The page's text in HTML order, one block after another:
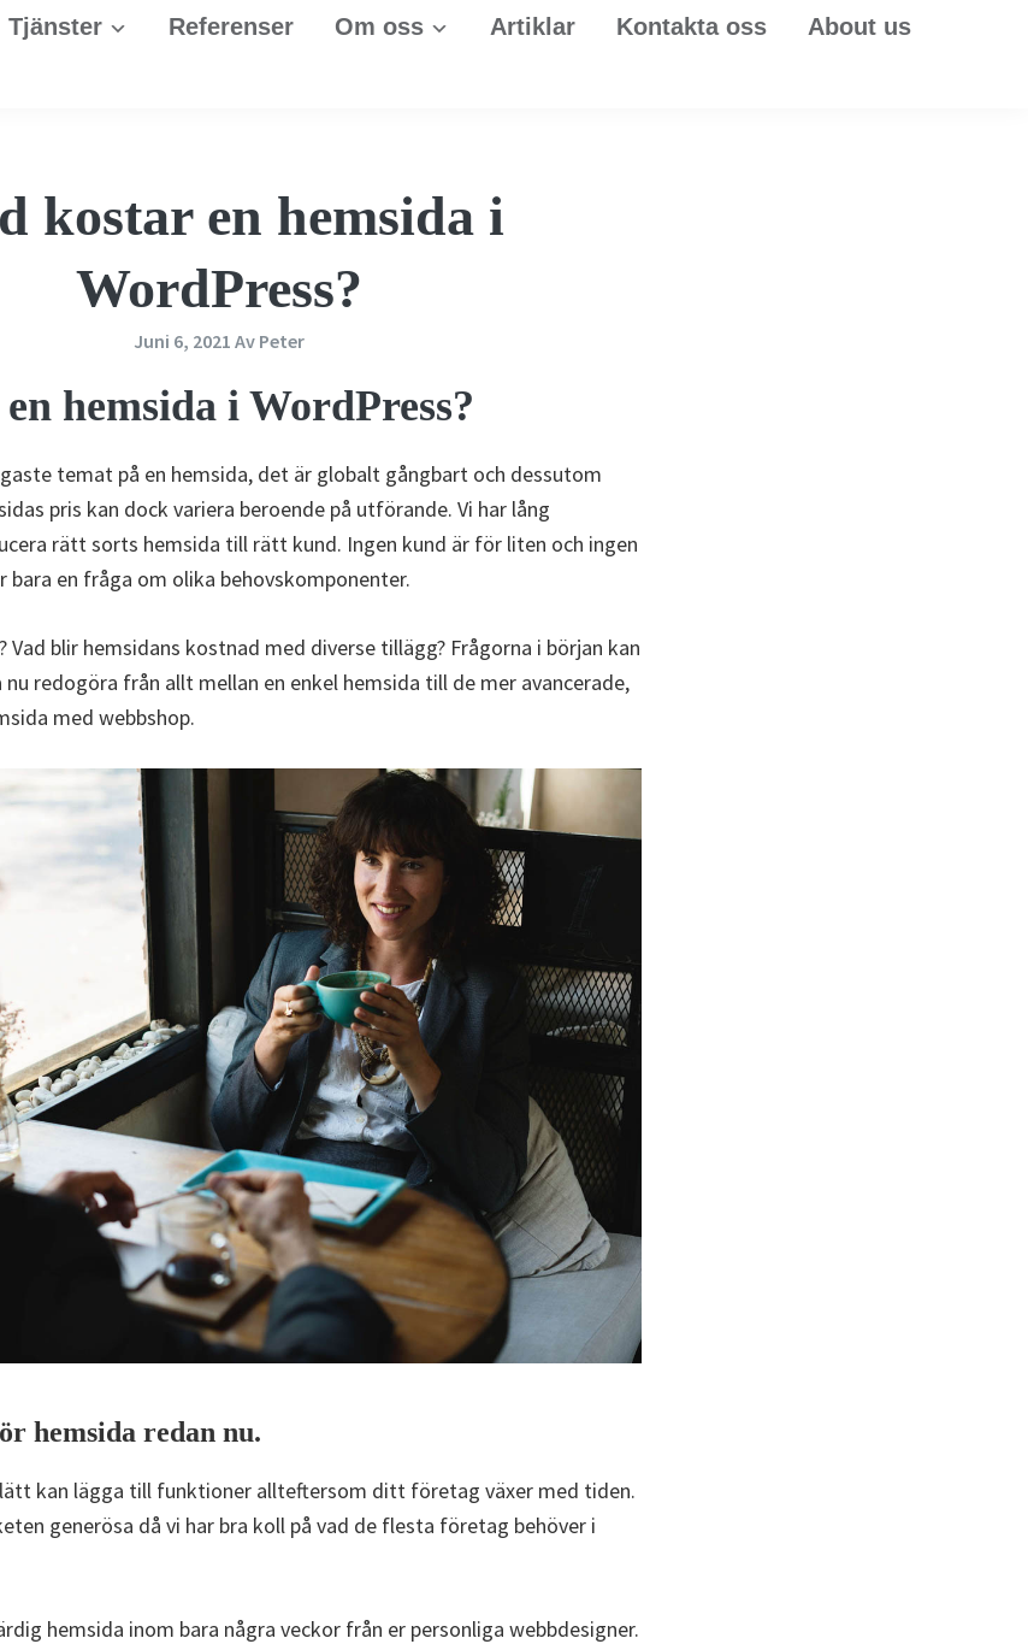
Tjänster Referenser Om oss Artiklar Kontakta oss About us
kostar en hemsida i
WordPress?
Juni 6, 2021 Av Peter
hemsida i WordPress?
temat på en hemsida, det är globalt gångbart och dessutom
pris kan dock variera beroende på utförande. Vi har lång
rätt sorts hemsida till rätt kund. Ingen kund är för liten och ingen
bara en fråga om olika behovskomponenter.
Vad blir hemsidans kostnad med diverse tillägg? Frågorna i början kan
nu redogöra från allt mellan en enkel hemsida till de mer avancerade,
med webbshop.
hemsida redan nu.
kan lägga till funktioner allteftersom ditt företag växer med tiden.
generösa då vi har bra koll på vad de flesta företag behöver i
hemsida inom bara några veckor från er personliga webbdesigner.